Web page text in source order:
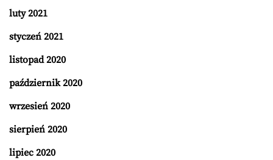
luty 2021
styczeń 2021
listopad 2020
październik 2020
wrzesień 2020
sierpień 2020
lipiec 2020